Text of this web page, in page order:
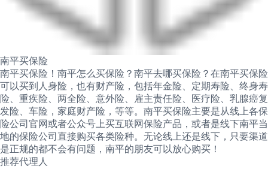
南平买保险
南平买保险！南平怎么买保险？南平去哪买保险？在南平买保险
可以买到人身险，也有财产险，包括年金险、定期寿险、终身寿
险、重疾险、两全险、意外险、雇主责任险、医疗险、乳腺癌复
发险、车险，家庭财产险，等等。南平买保险主要是从线上各保
险公司官网或者公众号上买互联网保险产品，或者是线下南平当
地的保险公司直接购买各类险种。无论线上还是线下，只要渠道
是正规的都不会有问题，南平的朋友可以放心购买！
推荐代理人